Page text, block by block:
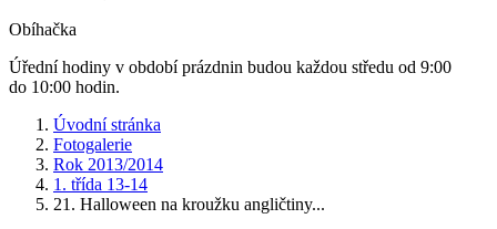
Obíhačka
Úřední hodiny v období prázdnin budou každou středu od 9:00
do 10:00 hodin.
Úvodní stránka
Fotogalerie
Rok 2013/2014
1. třída 13-14
21. Halloween na kroužku angličtiny...